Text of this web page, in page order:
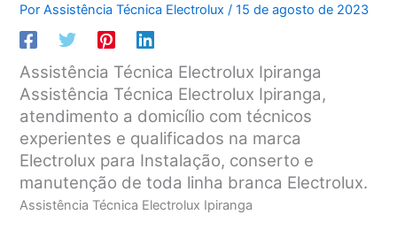
PorAssistência Técnica Electrolux/15 de agosto de 2023
Assistência Técnica Electrolux Ipiranga
Assistência Técnica Electrolux Ipiranga,
atendimento a domicílio com técnicos
experientes e qualificados na marca
Electrolux para Instalação, conserto e
manutenção de toda linha branca Electrolux.
Assistência Técnica Electrolux Ipiranga